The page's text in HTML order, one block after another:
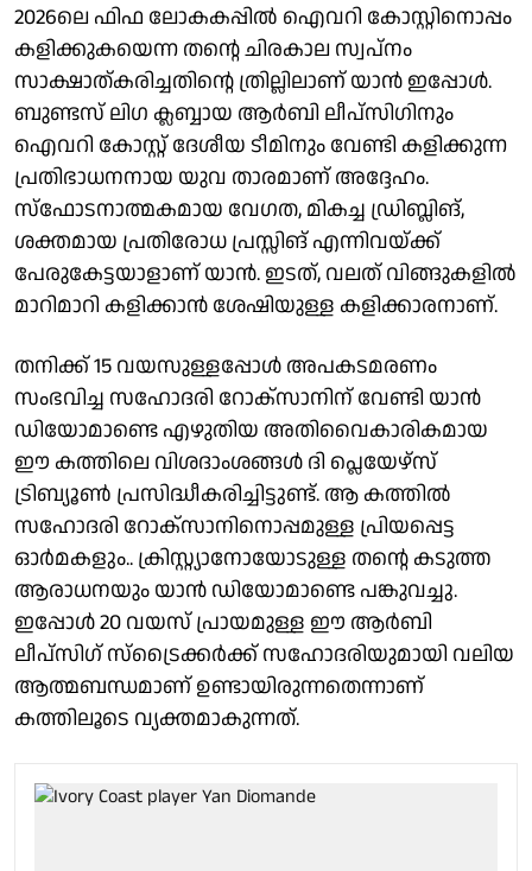
2026ലെ ഫിഫ ലോകകപ്പിൽ ഐവറി കോസ്റ്റിനൊപ്പം
കളിക്കുകയെന്ന തൻ്റെ ചിരകാല സ്വപ്നം
സാക്ഷാത്കരിച്ചതിൻ്റെ ത്രില്ലിലാണ് യാൻ ഇപ്പോൾ.
ബുണ്ടസ് ലിഗ ക്ലബ്ബായ ആർബി ലീപ്സിഗിനും
ഐവറി കോസ്റ്റ് ദേശീയ ടീമിനും വേണ്ടി കളിക്കുന്ന
പ്രതിഭാധനനായ യുവ താരമാണ് അദ്ദേഹം.
സ്ഫോടനാത്മകമായ വേഗത, മികച്ച ഡ്രിബ്ലിങ്,
ശക്തമായ പ്രതിരോധ പ്രസ്സിങ് എന്നിവയ്ക്ക്
പേരുകേട്ടയാളാണ് യാൻ. ഇടത്, വലത് വിങ്ങുകളിൽ
മാറിമാറി കളിക്കാൻ ശേഷിയുള്ള കളിക്കാരനാണ്.
തനിക്ക് 15 വയസുള്ളപ്പോൾ അപകടമരണം
സംഭവിച്ച സഹോദരി റോക്സാനിന് വേണ്ടി യാൻ
ഡിയോമാണ്ടെ എഴുതിയ അതിവൈകാരികമായ
ഈ കത്തിലെ വിശദാംശങ്ങൾ ദി പ്ലെയേഴ്‌സ്
ട്രിബ്യൂൺ പ്രസിദ്ധീകരിച്ചിട്ടുണ്ട്. ആ കത്തിൽ
സഹോദരി റോക്‌സാനിനൊപ്പമുള്ള പ്രിയപ്പെട്ട
ഓർമകളും.. ക്രിസ്റ്റ്യാനോയോടുള്ള തൻ്റെ കടുത്ത
ആരാധനയും യാൻ ഡിയോമാണ്ടെ പങ്കുവച്ചു.
ഇപ്പോൾ 20 വയസ് പ്രായമുള്ള ഈ ആർ‌ബി
ലീപ്‌സിഗ് സ്ട്രൈക്കർക്ക് സഹോദരിയുമായി വലിയ
ആത്മബന്ധമാണ് ഉണ്ടായിരുന്നതെന്നാണ്
കത്തിലൂടെ വ്യക്തമാകുന്നത്.